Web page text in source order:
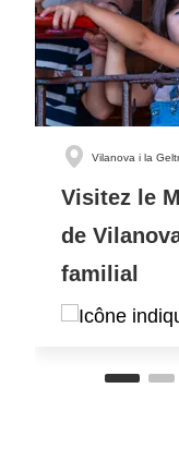
Vilanova i la
Visitez le
de
familial